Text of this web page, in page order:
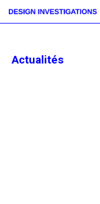
Actualités